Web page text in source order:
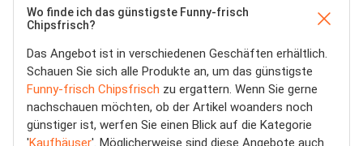
Wo finde ich das günstigste Funny-frisch
Chipsfrisch?
Das Angebot ist in verschiedenen Geschäften erhältlich.
Schauen Sie sich alle Produkte an, um das günstigste
Funny-frisch Chipsfrisch zu ergattern. Wenn Sie gerne
nachschauen möchten, ob der Artikel woanders noch
günstiger ist, werfen Sie einen Blick auf die Kategorie
'Kaufhäuser'. Möglicherweise sind diese Angebote auch